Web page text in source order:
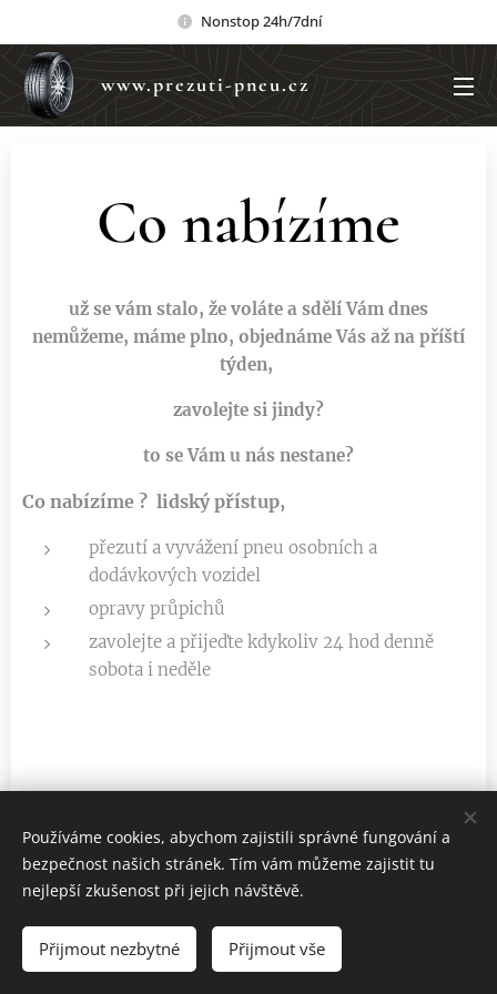
Nonstop 24h/7dní
www.prezuti-pneu.cz
Co nabízíme
už se vám stalo, že voláte a sdělí Vám dnes
nemůžeme, máme plno, objednáme Vás až na příští
týden,
zavolejte si jindy?
to se Vám u nás nestane?
Co nabízíme ? lidský přístup,
přezutí a vyvážení pneu osobních a
dodávkových vozidel
opravy průpichů
zavolejte a přijeďte kdykoliv 24 hod denně
sobota i neděle
www.prezuti-pneu.cz
Všechna práva vyhrazena 2022
Vytvořeno službou Webnode
Používáme cookies, abychom zajistili správné fungování a
bezpečnost našich stránek. Tím vám můžeme zajistit tu
nejlepší zkušenost při jejich návštěvě.
Přijmout nezbytné Přijmout vše